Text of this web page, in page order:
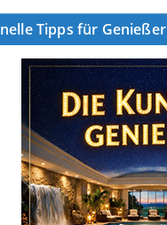
Tipps für Genießer